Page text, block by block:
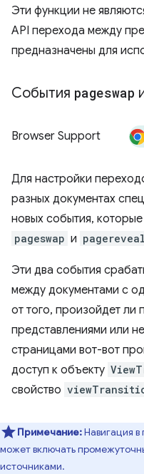
Эти функции не
API перехода между
предназначены для
События pageswap
Browser Support
Для настройки
разных документах
новых события,
pageswap и pagereveal
Эти два события
между документами с
от того, произойдет ли
представлениями или
страницами вот-вот
доступ к объекту
свойство
Примечание:Навигация
может включать
источниками.